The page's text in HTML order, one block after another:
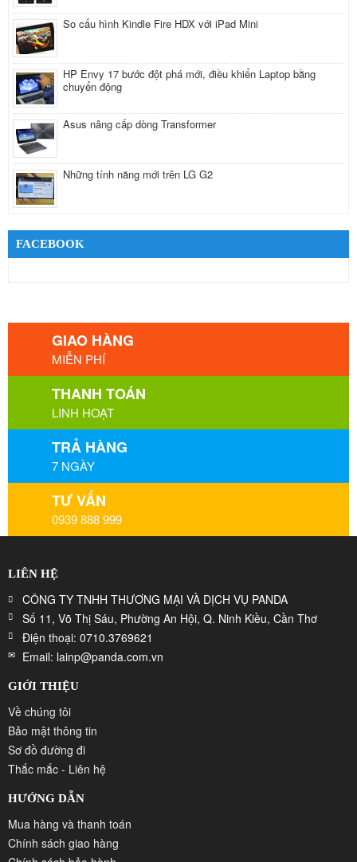
So cấu hình Kindle Fire HDX với iPad Mini
HP Envy 17 bước đột phá mới, điều khiển Laptop bằng
chuyển động
Asus nâng cấp dòng Transformer
Những tính năng mới trên LG G2
FACEBOOK
GIAO HÀNG
MIỄN PHÍ
THANH TOÁN
LINH HOẠT
TRẢ HÀNG
7 NGÀY
TƯ VẤN
0939 888 999
LIÊN HỆ
CÔNG TY TNHH THƯƠNG MẠI VÀ DỊCH VỤ PANDA
Số 11, Võ Thị Sáu, Phường An Hội, Q. Ninh Kiều, Cần Thơ
Điện thoại: 0710.3769621
Email: lainp@panda.com.vn
GIỚI THIỆU
Về chúng tôi
Bảo mật thông tin
Sơ đồ đường đi
Thắc mắc - Liên hệ
HƯỚNG DẪN
Mua hàng và thanh toán
Chính sách giao hàng